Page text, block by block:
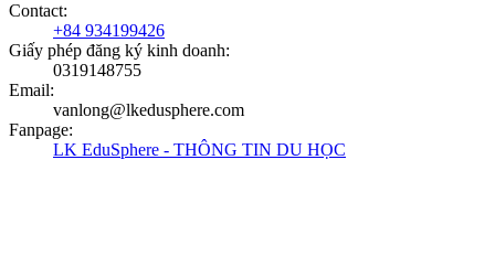
Contact:
+84 934199426
Giấy phép đăng ký kinh doanh:
0319148755
Email:
vanlong@lkedusphere.com
Fanpage:
LK EduSphere - THÔNG TIN DU HỌC